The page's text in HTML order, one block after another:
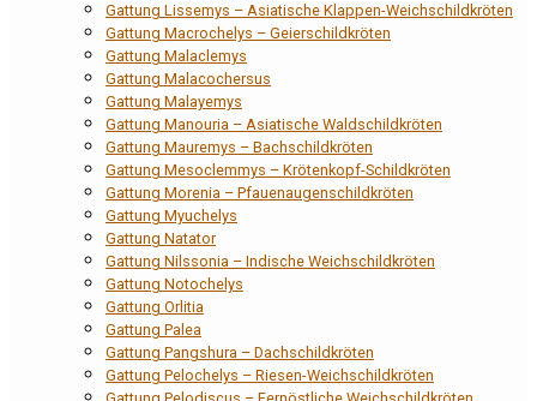
Gattung Lissemys – Asiatische Klappen-Weichschildkröten
Gattung Macrochelys – Geierschildkröten
Gattung Malaclemys
Gattung Malacochersus
Gattung Malayemys
Gattung Manouria – Asiatische Waldschildkröten
Gattung Mauremys – Bachschildkröten
Gattung Mesoclemmys – Krötenkopf-Schildkröten
Gattung Morenia – Pfauenaugenschildkröten
Gattung Myuchelys
Gattung Natator
Gattung Nilssonia – Indische Weichschildkröten
Gattung Notochelys
Gattung Orlitia
Gattung Palea
Gattung Pangshura – Dachschildkröten
Gattung Pelochelys – Riesen-Weichschildkröten